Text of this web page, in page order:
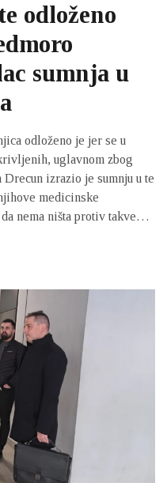
odloženo
sumnja u
odloženo je jer se u
uglavnom zbog
izrazio je sumnju u te
medicinske
nema ništa protiv takve